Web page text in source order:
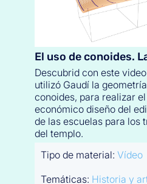
El uso de conoides.
Descubrid con este
utilizó Gaudí la
conoides, para realizar
económico diseño del
de las escuelas para los
del templo.
Tipo de material: Vídeo
Temáticas: Historia y